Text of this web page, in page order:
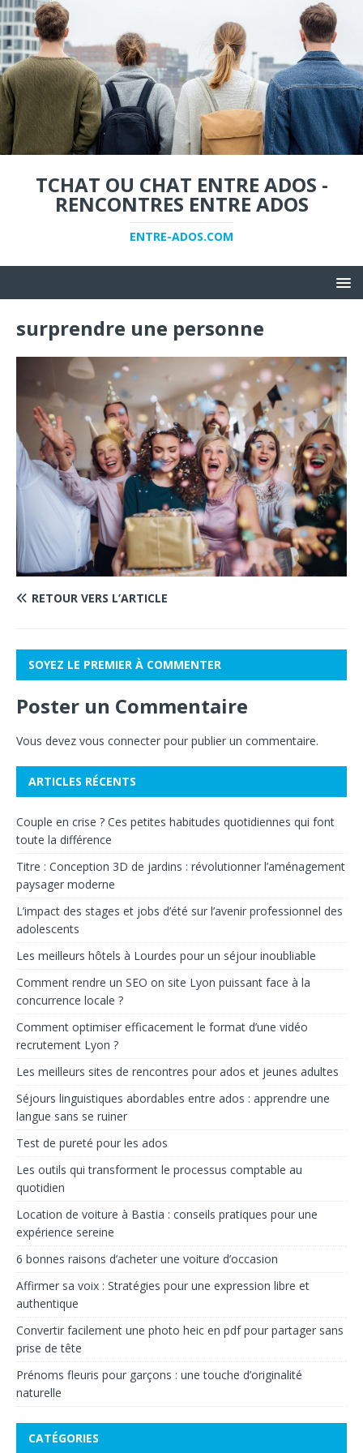
TCHAT OU CHAT ENTRE ADOS -
RENCONTRES ENTRE ADOS
ENTRE-ADOS.COM
surprendre une personne
RETOUR VERS L’ARTICLE
SOYEZ LE PREMIER À COMMENTER
Poster un Commentaire
Vous devez vous connecter pour publier un commentaire.
ARTICLES RÉCENTS
Couple en crise ? Ces petites habitudes quotidiennes qui font
toute la différence
Titre : Conception 3D de jardins : révolutionner l’aménagement
paysager moderne
L’impact des stages et jobs d’été sur l’avenir professionnel des
adolescents
Les meilleurs hôtels à Lourdes pour un séjour inoubliable
Comment rendre un SEO on site Lyon puissant face à la
concurrence locale ?
Comment optimiser efficacement le format d’une vidéo
recrutement Lyon ?
Les meilleurs sites de rencontres pour ados et jeunes adultes
Séjours linguistiques abordables entre ados : apprendre une
langue sans se ruiner
Test de pureté pour les ados
Les outils qui transforment le processus comptable au
quotidien
Location de voiture à Bastia : conseils pratiques pour une
expérience sereine
6 bonnes raisons d’acheter une voiture d’occasion
Affirmer sa voix : Stratégies pour une expression libre et
authentique
Convertir facilement une photo heic en pdf pour partager sans
prise de tête
Prénoms fleuris pour garçons : une touche d’originalité
naturelle
CATÉGORIES